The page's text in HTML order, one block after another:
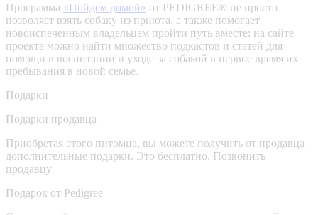
Программа «Пойдем домой» от PEDIGREE® не просто
позволяет взять собаку из приюта, а также помогает
новоиспеченным владельцам пройти путь вместе: на сайте
проекта можно найти множество подкастов и статей для
помощи в воспитании и уходе за собакой в первое время их
пребывания в новой семье.
Подарки
Подарки продавца
Приобретая этого питомца, вы можете получить от продавца
дополнительные подарки. Это бесплатно. Позвонить
продавцу
Подарок от Pedigree